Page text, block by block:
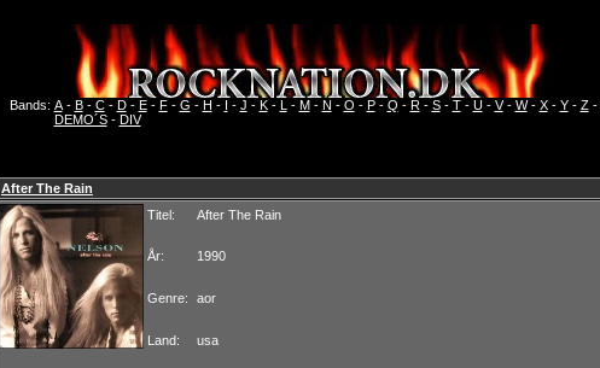
Bands: A- B- C- D- E- F- G - H - I - J - K- L - M- N - O - P- Q - R- S- T- U- V- W- X- Y- Z-
DEMO´S- DIV
After The Rain
Titel:
After The Rain
År: 1990
Genre: aor
Land: usa